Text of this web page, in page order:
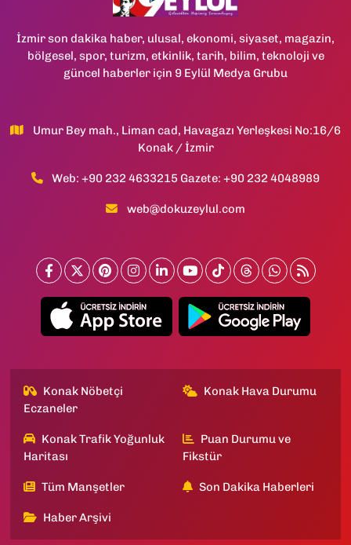
İzmir son dakika haber, ulusal, ekonomi, siyaset, magazin,
bölgesel, spor, turizm, etkinlik, tarih, bilim, teknoloji ve
güncel haberler için 9 Eylül Medya Grubu
Umur Bey mah., Liman cad, Havagazı Yerleşkesi No:16/6
Konak / İzmir
Web: +90 232 4633215 Gazete: +90 232 4048989
web@dokuzeylul.com
Konak Nöbetçi
Eczaneler
Konak Hava Durumu
Konak Trafik Yoğunluk
Haritası
Puan Durumu ve
Fikstür
Tüm Manşetler Son Dakika Haberleri
Haber Arşivi